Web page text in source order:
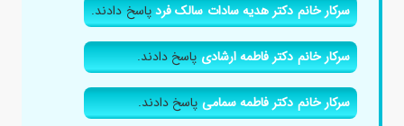
سرکار خانم دکتر هدیه سادات سالک فردپاسخ دادند.
سرکار خانم دکتر فاطمه ارشادیپاسخ دادند.
سرکار خانم دکتر فاطمه سمامیپاسخ دادند.